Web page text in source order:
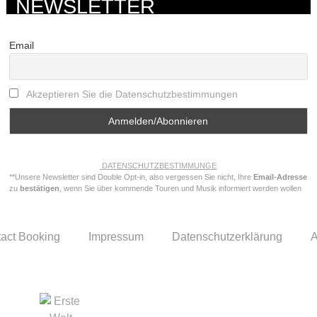
NEWSLETTER
Email
Akzeptieren Sie die Datenschutzbestimmungen
DATENSCHUTZBESTIMMUNGE
**Unsere Newsletter sind Double Opt-in, also vergessen Sie nicht, IhreEmail-Adresse
zubestätigen , wenn Sie über kommende Touren und Musik informiert werden wollen
Booking Impressum Datenschutzerklärung